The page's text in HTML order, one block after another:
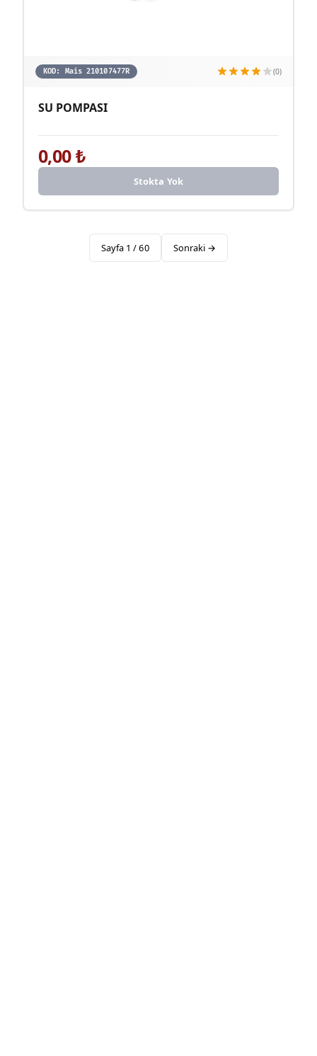
KOD: Mais 210107477R (0)
SU POMPASI
0,00₺
Stokta Yok
Sayfa 1 /60 Sonraki →